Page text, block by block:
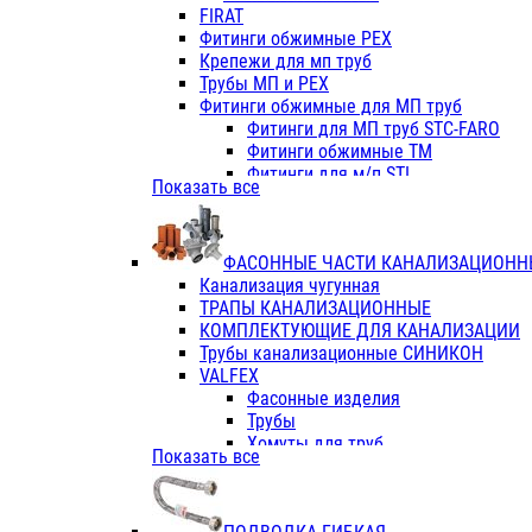
Фитинги ПП белые
Фитинги ПП белые
Фитинги ППс металл.белые
VALFEX
Трубы PE-RT
Трубы ПП водопровод белые
Трубы ПП водопровод серые
Трубы армированные
Трубы армированные
Фитинги с металл. серые
Фитинги ПП (серые)
Фитинги ПП белые
Краны
Фитинги ПП (белые)
Фитинги ПП с металлом белые
ПК КОНТУР
Краны полипропиленовые
Трубы полипропиленивые
FIRAT
Фитинги обжимные PEX
Крепежи для мп труб
Трубы МП и PEX
Фитинги обжимные для МП труб
Фитинги для МП труб STC-FARO
Фитинги обжимные ТМ
Фитинги для м/п STI
Фитинги для МП труб TITAN
TK
VALFEX
Показать все
ФАСОННЫЕ ЧАСТИ
Канализация чугунная
ТРАПЫ КАНАЛИЗАЦИОННЫЕ
КОМПЛЕКТУЮЩИЕ ДЛЯ КАНАЛИЗАЦИИ
Трубы канализационные СИНИКОН
VALFEX
Фасонные изделия
Трубы
Хомуты для труб
ПВХ (стройполимер)
Показать все